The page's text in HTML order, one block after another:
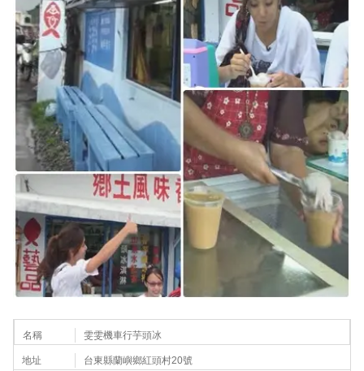
名稱 雯雯機車行芋頭冰
地址 台東縣蘭嶼鄉紅頭村20號